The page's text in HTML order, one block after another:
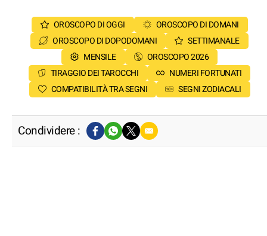
OROSCOPO DI OGGI
OROSCOPO DI DOMANI
OROSCOPO DI DOPODOMANI
SETTIMANALE
MENSILE
OROSCOPO 2026
TIRAGGIO DEI TAROCCHI
NUMERI FORTUNATI
COMPATIBILITÀ TRA SEGNI
SEGNI ZODIACALI
Condividere :